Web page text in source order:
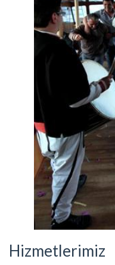
Hizmetlerimiz